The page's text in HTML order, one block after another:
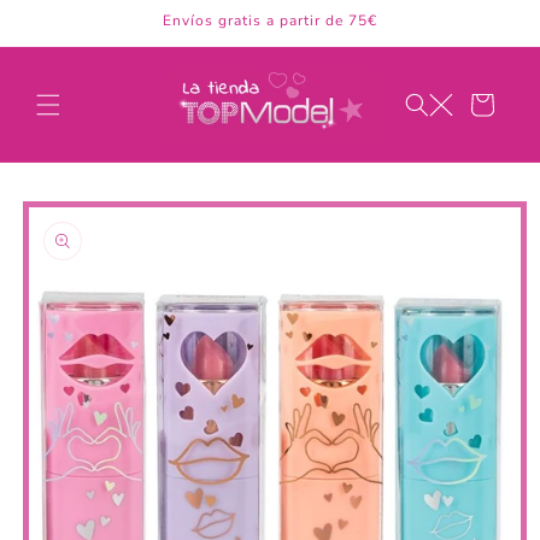
al contenido
Envíos gratis a partir de 75€
Carrito
directamente
información